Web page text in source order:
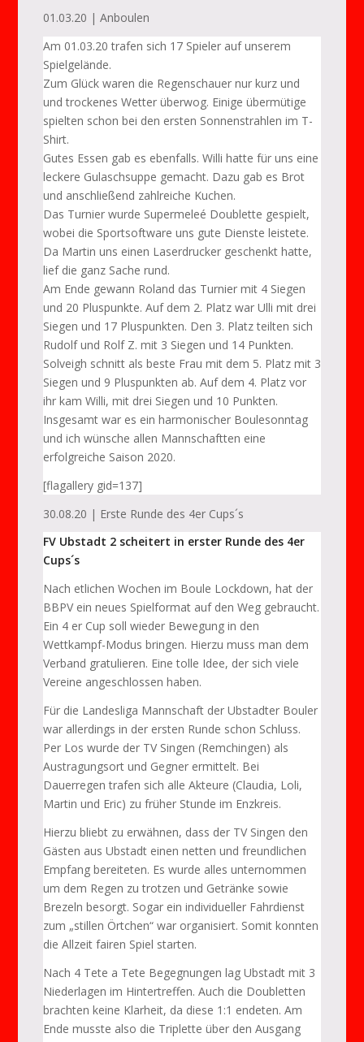
01.03.20 | Anboulen
Am 01.03.20 trafen sich 17 Spieler auf unserem
Spielgelände.
Zum Glück waren die Regenschauer nur kurz und
und trockenes Wetter überwog. Einige übermütige
spielten schon bei den ersten Sonnenstrahlen im T-
Shirt.
Gutes Essen gab es ebenfalls. Willi hatte für uns eine
leckere Gulaschsuppe gemacht. Dazu gab es Brot
und anschließend zahlreiche Kuchen.
Das Turnier wurde Supermeleé Doublette gespielt,
wobei die Sportsoftware uns gute Dienste leistete.
Da Martin uns einen Laserdrucker geschenkt hatte,
lief die ganz Sache rund.
Am Ende gewann Roland das Turnier mit 4 Siegen
und 20 Pluspunkte. Auf dem 2. Platz war Ulli mit drei
Siegen und 17 Pluspunkten. Den 3. Platz teilten sich
Rudolf und Rolf Z. mit 3 Siegen und 14 Punkten.
Solveigh schnitt als beste Frau mit dem 5. Platz mit 3
Siegen und 9 Pluspunkten ab. Auf dem 4. Platz vor
ihr kam Willi, mit drei Siegen und 10 Punkten.
Insgesamt war es ein harmonischer Boulesonntag
und ich wünsche allen Mannschaftten eine
erfolgreiche Saison 2020.
[flagallery gid=137]
30.08.20 | Erste Runde des 4er Cups´s
FV Ubstadt 2 scheitert in erster Runde des 4er
Cups´s
Nach etlichen Wochen im Boule Lockdown, hat der
BBPV ein neues Spielformat auf den Weg gebraucht.
Ein 4 er Cup soll wieder Bewegung in den
Wettkampf-Modus bringen. Hierzu muss man dem
Verband gratulieren. Eine tolle Idee, der sich viele
Vereine angeschlossen haben.
Für die Landesliga Mannschaft der Ubstadter Bouler
war allerdings in der ersten Runde schon Schluss.
Per Los wurde der TV Singen (Remchingen) als
Austragungsort und Gegner ermittelt. Bei
Dauerregen trafen sich alle Akteure (Claudia, Loli,
Martin und Eric) zu früher Stunde im Enzkreis.
Hierzu bliebt zu erwähnen, dass der TV Singen den
Gästen aus Ubstadt einen netten und freundlichen
Empfang bereiteten. Es wurde alles unternommen
um dem Regen zu trotzen und Getränke sowie
Brezeln besorgt. Sogar ein individueller Fahrdienst
zum „stillen Örtchen“ war organisiert. Somit konnten
die Allzeit fairen Spiel starten.
Nach 4 Tete a Tete Begegnungen lag Ubstadt mit 3
Niederlagen im Hintertreffen. Auch die Doubletten
brachten keine Klarheit, da diese 1:1 endeten. Am
Ende musste also die Triplette über den Ausgang